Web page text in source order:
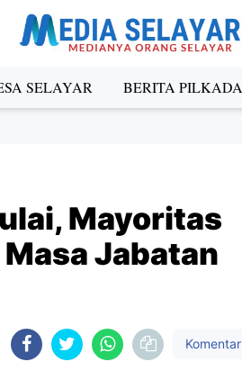
SELAYAR BERITA PILKADA
Mayoritas
Jabatan
Komentar